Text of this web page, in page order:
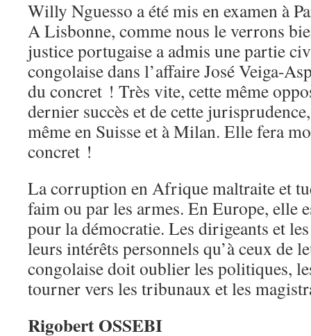
Willy Nguesso a été mis en examen à
A Lisbonne, comme nous le verrons
justice portugaise a admis une partie
congolaise dans l’affaire José Veiga-
du concret ! Très vite, cette même
dernier succès et de cette
même en Suisse et à Milan. Elle fera
concret !
La corruption en Afrique maltraite et
faim ou par les armes. En Europe, elle
pour la démocratie. Les dirigeants et
leurs intérêts personnels qu’à ceux de
congolaise doit oublier les politiques,
tourner vers les tribunaux et les
Rigobert OSSEBI